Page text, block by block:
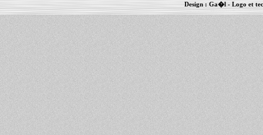
Design :Ga�l- Logo et
Informations : PowerBook - MacBook Pro